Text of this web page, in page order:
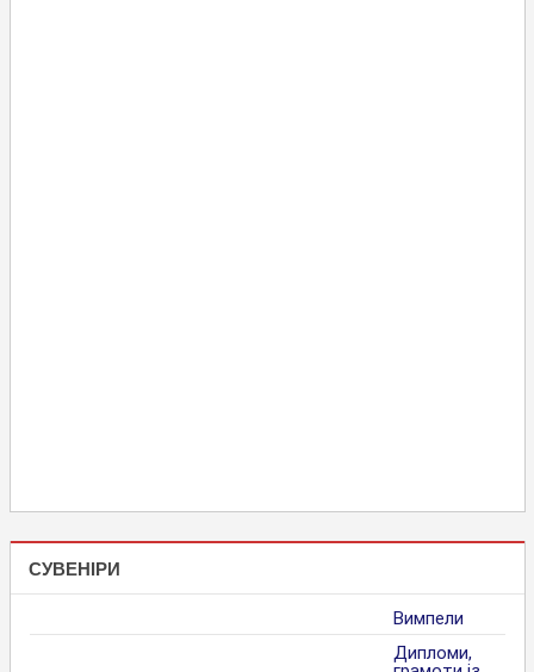
СУВЕНІРИ
Вимпели
Дипломи,